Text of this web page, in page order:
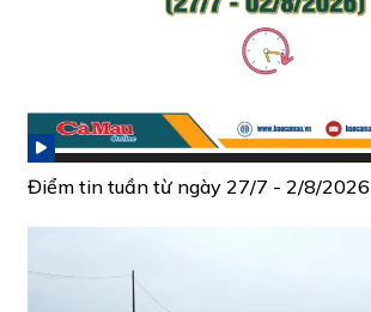
Điểm tin tuần từ ngày 27/7 - 2/8/2026